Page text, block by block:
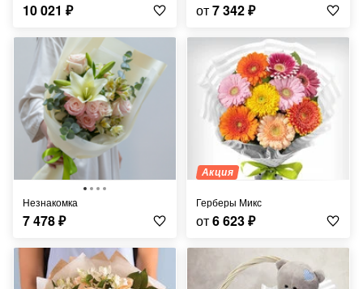
10 021 ₽ от7 342₽
Незнакомка
7 478₽
Акция
Герберы Микс
от6 623₽